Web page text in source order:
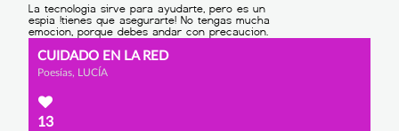
CUIDADO EN LA RED
Poesías, LUCÍA
13